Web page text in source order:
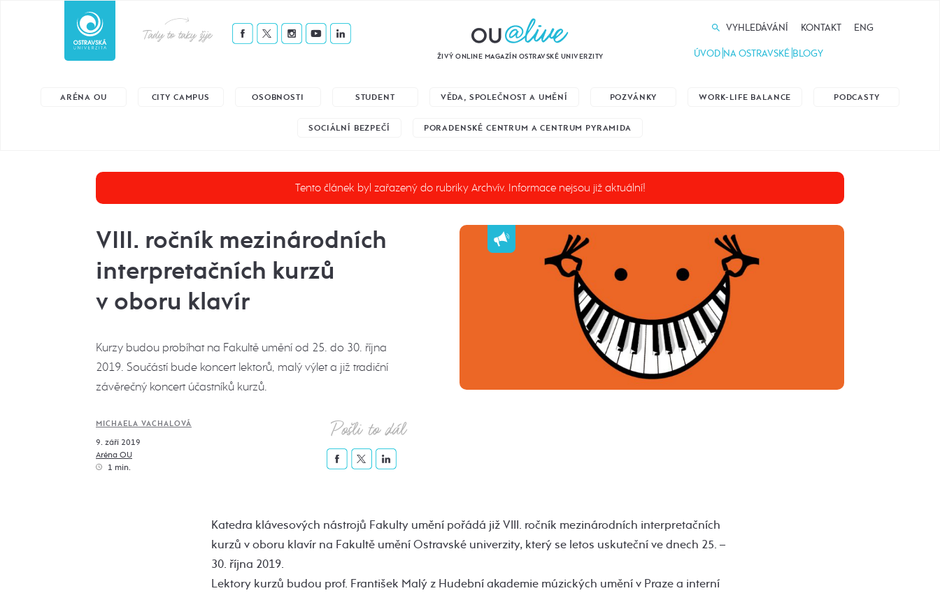
Tady to taky žije
ŽIVÝ ONLINE MAGAZÍN OSTRAVSKÉ UNIVERZITY
VYHLEDÁVÁNÍ KONTAKT ENG
ÚVOD NA OSTRAVSKÉ BLOGY
ARÉNA OU CITY CAMPUS OSOBNOSTI STUDENT VĚDA, SPOLEČNOST A UMĚNÍ POZVÁNKY WORK-LIFE BALANCE PODCASTY
SOCIÁLNÍ BEZPEČÍ PORADENSKÉ CENTRUM A CENTRUM PYRAMIDA
Tento článek byl zařazený do rubriky Archvív. Informace nejsou již aktuální!
VIII. ročník mezinárodních
interpretačních kurzů
v oboru klavír
Kurzy budou probíhat na Fakultě umění od 25. do 30. října
2019. Součástí bude koncert lektorů, malý výlet a již tradiční
závěrečný koncert účastníků kurzů.
MICHAELA VACHALOVÁ
9. září 2019
Aréna OU
1 min.
Pošli to dál
Katedra klávesových nástrojů Fakulty umění pořádá již VIII. ročník mezinárodních interpretačních
kurzů v oboru klavír na Fakultě umění Ostravské univerzity, který se letos uskuteční ve dnech 25. –
30. října 2019.
Lektory kurzů budou prof. František Malý z Hudební akademie múzických umění v Praze a interní